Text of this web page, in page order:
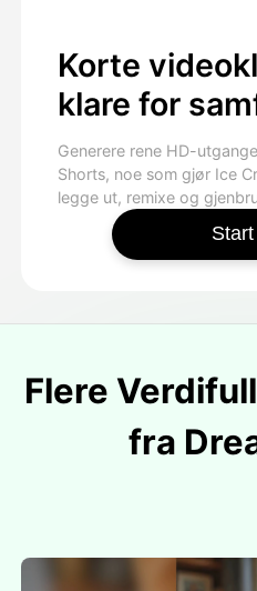
Korte
klare for
Generere rene HD-
Shorts, noe som gjør Ice
legge ut, remixe og
Flere
fra